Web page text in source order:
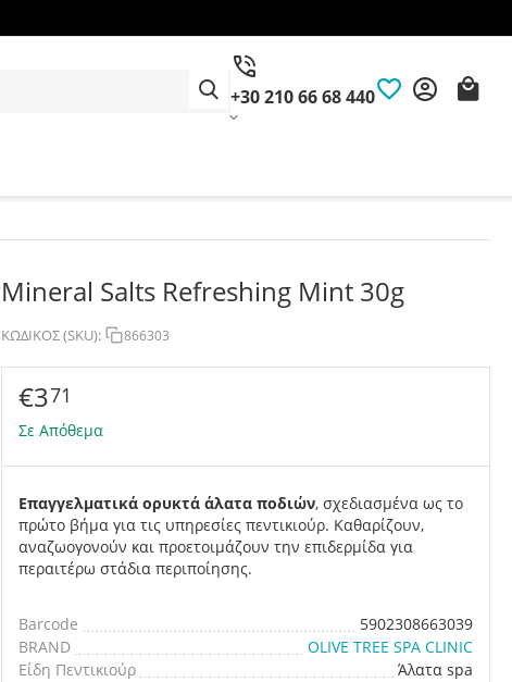
+30 210 66 68 440
Mineral Salts Refreshing Mint 30g
ΚΩΔΙΚΟΣ (SKU): 866303
€371
Σε Απόθεμα
Επαγγελματικά ορυκτά άλατα ποδιών, σχεδιασμένα ως το
πρώτο βήμα για τις υπηρεσίες πεντικιούρ. Καθαρίζουν,
αναζωογονούν και προετοιμάζουν την επιδερμίδα για
περαιτέρω στάδια περιποίησης.
Barcode
5902308663039
BRAND
OLIVE TREE SPA CLINIC
Είδη Πεντικιούρ
Άλατα spa